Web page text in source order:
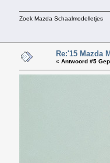
Zoek Mazda Schaalmodelletjes
Re:'15 Mazda
« Antwoord #5